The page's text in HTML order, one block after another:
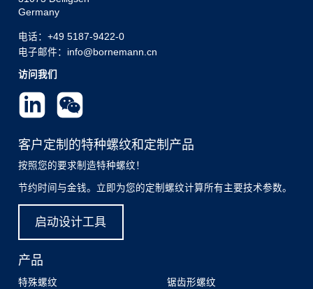
Germany
电话： +49 5187-9422-0
电子邮件：info@bornemann.cn
访问我们
客户定制的特种螺纹和定制产品
按照您的要求制造特种螺纹！
节约时间与金钱。立即为您的定制螺纹计算所有主要技术参数。
启动设计工具
产品
特殊螺纹
锯齿形螺纹